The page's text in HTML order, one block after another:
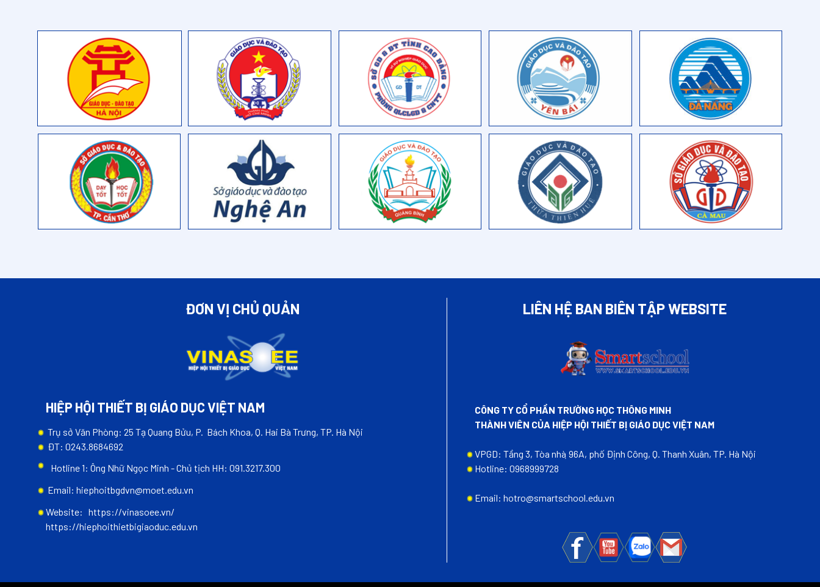
ĐƠN VỊ CHỦ QUẢN
HIỆP HỘI THIẾT BỊ GIÁO DỤC VIỆT NAM
Trụ sở Văn Phòng: 25 Tạ Quang Bửu, P. Bách Khoa, Q. Hai Bà Trưng, TP. Hà Nội
ĐT: 0243.8684692
Hotline 1: Ông Nhữ Ngọc Minh - Chủ tịch HH: 091.3217.300
Email: hiephoitbgdvn@moet.edu.vn
Website: https://vinasoee.vn/
https://hiephoithietbigiaoduc.edu.vn
LIÊN HỆ BAN BIÊN TẬP WEBSITE
CÔNG TY CỔ PHẦN TRƯỜNG HỌC THÔNG MINH
THÀNH VIÊN CỦA HIỆP HỘI THIẾT BỊ GIÁO DỤC VIỆT NAM
VPGD: Tầng 3, Tòa nhà ̣96A, phố Định Công, Q. Thanh Xuân, TP. Hà Nội
Hotline: 0968999728
Email: hotro@smartschool.edu.vn